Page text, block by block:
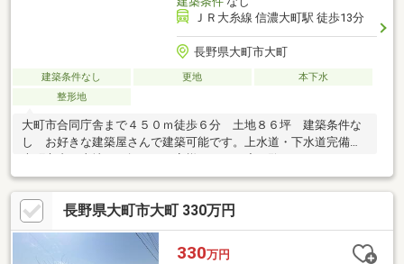
ＪＲ大糸線 信濃大町駅 徒歩13分
長野県大町市大町
建築条件なし 更地
本下水
整形地
大町市合同庁舎まで４５０ｍ徒歩６分 土地８６坪 建築条件な
し お好きな建築屋さんで建築可能です。上水道・下水道完備
い！①建築条件なし お好きな建築屋さんで建築可能です。②
上水道・下水道完備 負担金の清算は有りません。③土地造成工
事完了後のお引き渡し(８月末頃予定)
長野県大町市大町 330万円
330万円